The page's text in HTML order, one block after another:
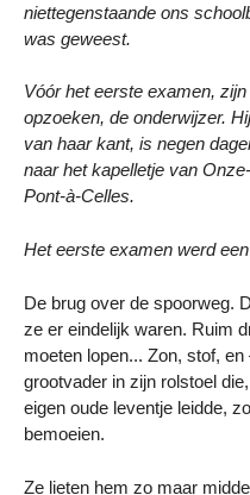
niettegenstaande ons
was geweest.
Vóór het eerste examen,
opzoeken, de onderwijzer.
van haar kant, is negen
naar het kapelletje van
Pont-à-Celles.
Het eerste examen werd
De brug over de spoorweg.
ze er eindelijk waren. Ruim
moeten lopen... Zon, stof,
grootvader in zijn rolstoel
eigen oude leventje leidde,
bemoeien.
Ze lieten hem zo maar